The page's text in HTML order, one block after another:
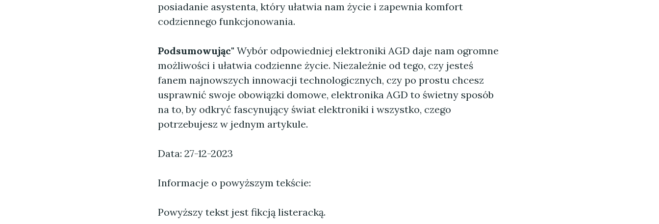
posiadanie asystenta, który ułatwia nam życie i zapewnia komfort
codziennego funkcjonowania.
Podsumowując" Wybór odpowiedniej elektroniki AGD daje nam ogromne
możliwości i ułatwia codzienne życie. Niezależnie od tego, czy jesteś
fanem najnowszych innowacji technologicznych, czy po prostu chcesz
usprawnić swoje obowiązki domowe, elektronika AGD to świetny sposób
na to, by odkryć fascynujący świat elektroniki i wszystko, czego
potrzebujesz w jednym artykule.
Data: 27-12-2023
Informacje o powyższym tekście:
Powyższy tekst jest fikcją listeracką.